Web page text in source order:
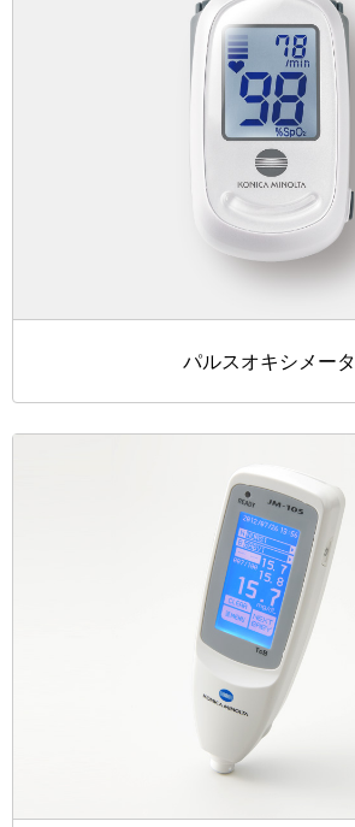
パルスオキシメータ